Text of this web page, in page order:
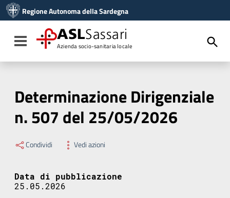
Vai al menu di navigazione
Vai al footer
Regione Autonoma della Sardegna
Toggle navigation
ASLSassari
Azienda socio-sanitaria locale
Determinazione Dirigenziale
n. 507 del 25/05/2026
Condividi Vedi azioni
Data di pubblicazione
25.05.2026